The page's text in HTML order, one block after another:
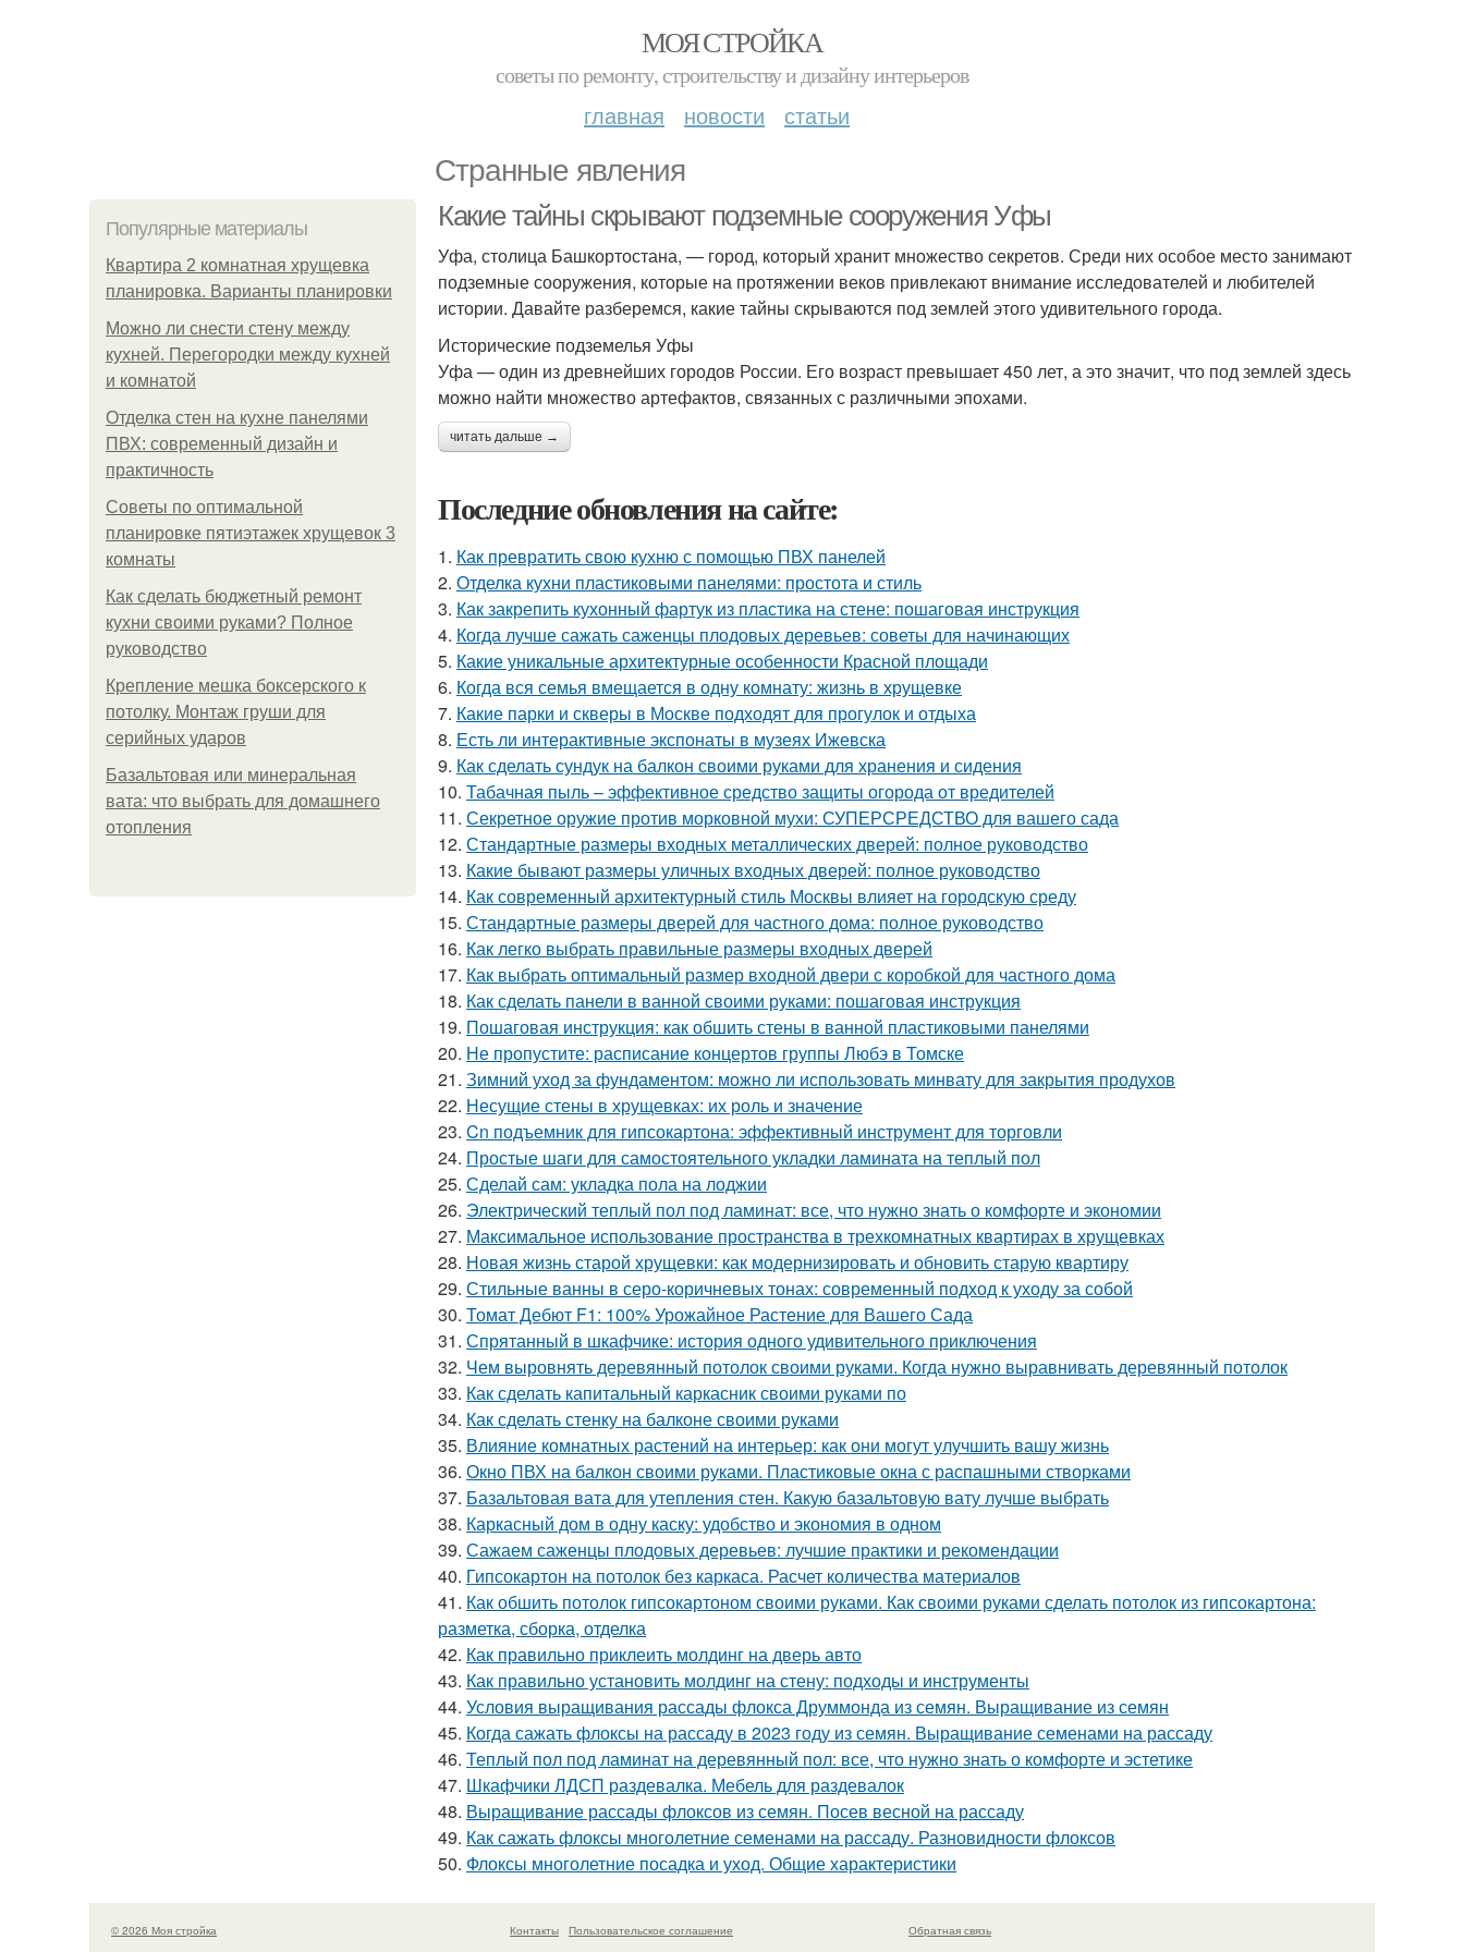
МОЯ СТРОЙКА
советы по ремонту, строительству и дизайну интерьеров
главная новости статьи
Странные явления
Популярные материалы
Квартира 2 комнатная хрущевка
планировка. Варианты планировки
Можно ли снести стену между
кухней. Перегородки между кухней
и комнатой
Отделка стен на кухне панелями
ПВХ: современный дизайн и
практичность
Советы по оптимальной
планировке пятиэтажек хрущевок 3
комнаты
Как сделать бюджетный ремонт
кухни своими руками? Полное
руководство
Крепление мешка боксерского к
потолку. Монтаж груши для
серийных ударов
Базальтовая или минеральная
вата: что выбрать для домашнего
отопления
Какие тайны скрывают подземные сооружения Уфы
Уфа, столица Башкортостана, — город, который хранит множество секретов. Среди них особое место занимают
подземные сооружения, которые на протяжении веков привлекают внимание исследователей и любителей
истории. Давайте разберемся, какие тайны скрываются под землей этого удивительного города.
Исторические подземелья Уфы
Уфа — один из древнейших городов России. Его возраст превышает 450 лет, а это значит, что под землей здесь
можно найти множество артефактов, связанных с различными эпохами.
читать дальше →
Последние обновления на сайте:
1. Как превратить свою кухню с помощью ПВХ панелей
2. Отделка кухни пластиковыми панелями: простота и стиль
3. Как закрепить кухонный фартук из пластика на стене: пошаговая инструкция
4. Когда лучше сажать саженцы плодовых деревьев: советы для начинающих
5. Какие уникальные архитектурные особенности Красной площади
6. Когда вся семья вмещается в одну комнату: жизнь в хрущевке
7. Какие парки и скверы в Москве подходят для прогулок и отдыха
8. Есть ли интерактивные экспонаты в музеях Ижевска
9. Как сделать сундук на балкон своими руками для хранения и сидения
10. Табачная пыль – эффективное средство защиты огорода от вредителей
11. Секретное оружие против морковной мухи: СУПЕРСРЕДСТВО для вашего сада
12. Стандартные размеры входных металлических дверей: полное руководство
13. Какие бывают размеры уличных входных дверей: полное руководство
14. Как современный архитектурный стиль Москвы влияет на городскую среду
15. Стандартные размеры дверей для частного дома: полное руководство
16. Как легко выбрать правильные размеры входных дверей
17. Как выбрать оптимальный размер входной двери с коробкой для частного дома
18. Как сделать панели в ванной своими руками: пошаговая инструкция
19. Пошаговая инструкция: как обшить стены в ванной пластиковыми панелями
20. Не пропустите: расписание концертов группы Любэ в Томске
21. Зимний уход за фундаментом: можно ли использовать минвату для закрытия продухов
22. Несущие стены в хрущевках: их роль и значение
23. Cn подъемник для гипсокартона: эффективный инструмент для торговли
24. Простые шаги для самостоятельного укладки ламината на теплый пол
25. Сделай сам: укладка пола на лоджии
26. Электрический теплый пол под ламинат: все, что нужно знать о комфорте и экономии
27. Максимальное использование пространства в трехкомнатных квартирах в хрущевках
28. Новая жизнь старой хрущевки: как модернизировать и обновить старую квартиру
29. Стильные ванны в серо-коричневых тонах: современный подход к уходу за собой
30. Томат Дебют F1: 100% Урожайное Растение для Вашего Сада
31. Спрятанный в шкафчике: история одного удивительного приключения
32. Чем выровнять деревянный потолок своими руками. Когда нужно выравнивать деревянный потолок
33. Как сделать капитальный каркасник своими руками по
34. Как сделать стенку на балконе своими руками
35. Влияние комнатных растений на интерьер: как они могут улучшить вашу жизнь
36. Окно ПВХ на балкон своими руками. Пластиковые окна с распашными створками
37. Базальтовая вата для утепления стен. Какую базальтовую вату лучше выбрать
38. Каркасный дом в одну каску: удобство и экономия в одном
39. Сажаем саженцы плодовых деревьев: лучшие практики и рекомендации
40. Гипсокартон на потолок без каркаса. Расчет количества материалов
41. Как обшить потолок гипсокартоном своими руками. Как своими руками сделать потолок из гипсокартона:
разметка, сборка, отделка
42. Как правильно приклеить молдинг на дверь авто
43. Как правильно установить молдинг на стену: подходы и инструменты
44. Условия выращивания рассады флокса Друммонда из семян. Выращивание из семян
45. Когда сажать флоксы на рассаду в 2023 году из семян. Выращивание семенами на рассаду
46. Теплый пол под ламинат на деревянный пол: все, что нужно знать о комфорте и эстетике
47. Шкафчики ЛДСП раздевалка. Мебель для раздевалок
48. Выращивание рассады флоксов из семян. Посев весной на рассаду
49. Как сажать флоксы многолетние семенами на рассаду. Разновидности флоксов
50. Флоксы многолетние посадка и уход. Общие характеристики
© 2026 Моя стройка Контакты
Пользовательское соглашение
Обратная связь